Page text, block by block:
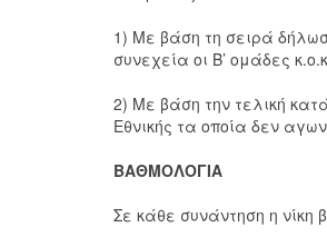
1) Με βάση τη σειρά
συνεχεία οι Β’ ομάδες
2) Με βάση την τελική
Εθνικής τα οποία δεν
ΒΑΘΜΟΛΟΓΙΑ
Σε κάθε συνάντηση η